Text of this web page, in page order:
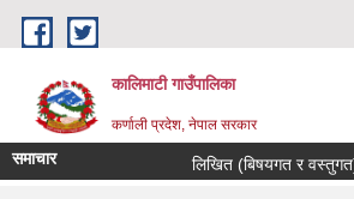
Skip to main content
कालिमाटी गाउँपालिका
कर्णाली प्रदेश, नेपाल सरकार
समाचार लिखित (बिषयगत र वस्तुगत)